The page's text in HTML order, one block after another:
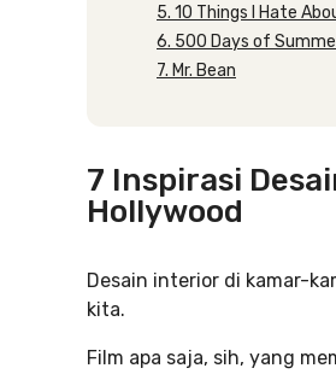
5. 10 Things I Hate
6. 500 Days of
7. Mr. Bean
7 Inspirasi
Hollywood
Desain interior di kamar-
kita.
Film apa saja, sih, yang